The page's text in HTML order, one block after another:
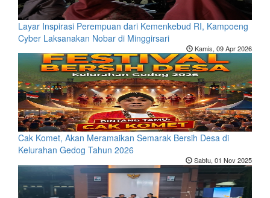
Layar Inspirasi Perempuan dari Kemenkebud RI, Kampoeng
Cyber Laksanakan Nobar di Minggirsari
Kamis, 09 Apr 2026
Cak Komet, Akan Meramaikan Semarak Bersih Desa di
Kelurahan Gedog Tahun 2026
Sabtu, 01 Nov 2025